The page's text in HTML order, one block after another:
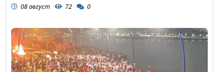
08 август 72 0